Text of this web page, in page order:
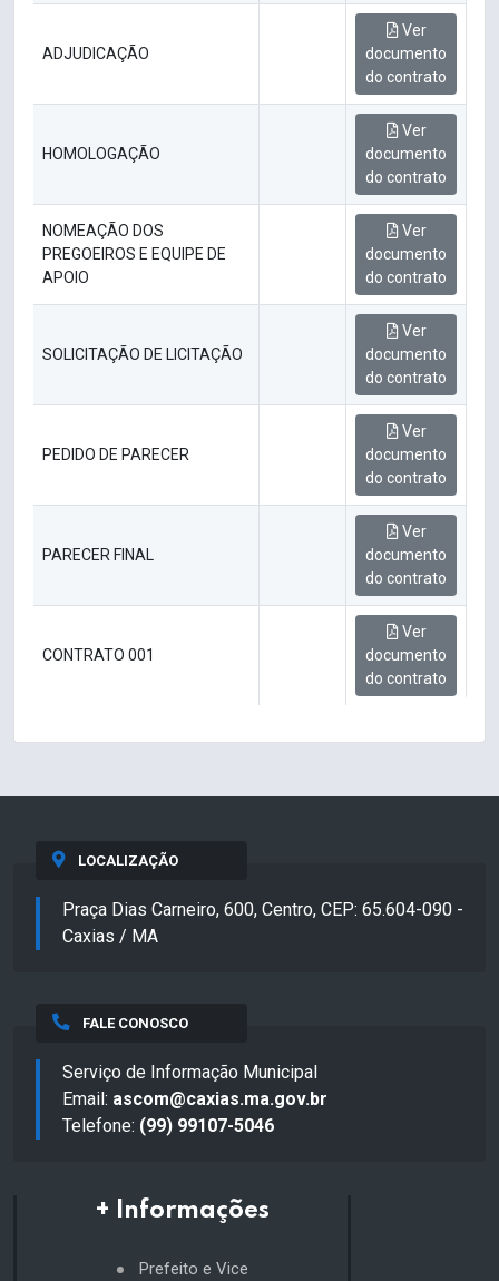
ADJUDICAÇÃO
Ver
documento
do contrato
HOMOLOGAÇÃO
Ver
documento
do contrato
NOMEAÇÃO DOS
PREGOEIROS E EQUIPE DE
APOIO
Ver
documento
do contrato
SOLICITAÇÃO DE LICITAÇÃO
Ver
documento
do contrato
PEDIDO DE PARECER
Ver
documento
do contrato
PARECER FINAL
Ver
documento
do contrato
CONTRATO 001
Ver
documento
do contrato
LOCALIZAÇÃO
Praça Dias Carneiro, 600, Centro, CEP: 65.604-090 -
Caxias / MA
FALE CONOSCO
Serviço de Informação Municipal
Email: ascom@caxias.ma.gov.br
Telefone: (99) 99107-5046
+ Informações
Prefeito e Vice